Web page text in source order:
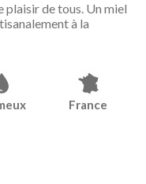
de tous. Un miel
à la
France